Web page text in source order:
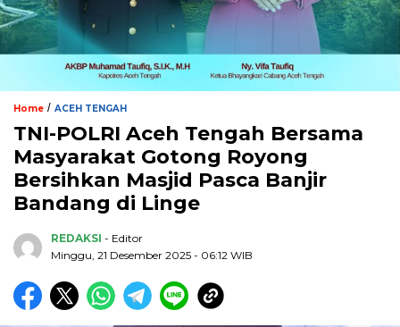
Home / ACEH TENGAH
TNI-POLRI Aceh Tengah Bersama
Masyarakat Gotong Royong
Bersihkan Masjid Pasca Banjir
Bandang di Linge
REDAKSI - Editor
Minggu, 21 Desember 2025 - 06:12 WIB